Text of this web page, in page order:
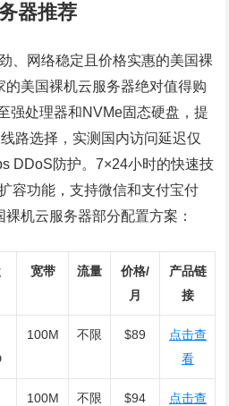
器推荐
、网络稳定且价格实惠的美国裸
的美国裸机云服务器绝对值得购
强处理器和NVMe固态硬盘，提
路选择，实测国内访问延迟仅
DDoS防护。7×24小时的快速技
容功能，支持微信和支付宝付
机云服务器部分配置方案：
宽带 流量
价格/
月
产品链
接
100M 不限 $89
点击查
看
100M 不限 $94
点击查